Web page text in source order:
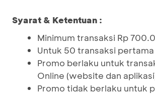
Syarat & Ketentuan :
Minimum transaksi Rp
Untuk 50 transaksi
Promo berlaku untuk
Online (website dan
Promo tidak berlaku untuk